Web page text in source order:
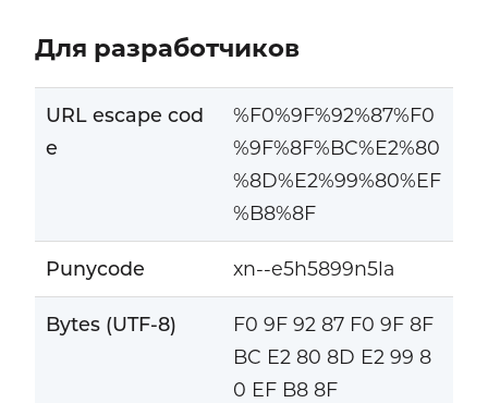
Для разработчиков
URL escape cod
e
%F0%9F%92%87%F0
%9F%8F%BC%E2%80
%8D%E2%99%80%EF
%B8%8F
Punycode xn--e5h5899n5la
Bytes (UTF-8)
F0 9F 92 87 F0 9F 8F
BC E2 80 8D E2 99 8
0 EF B8 8F